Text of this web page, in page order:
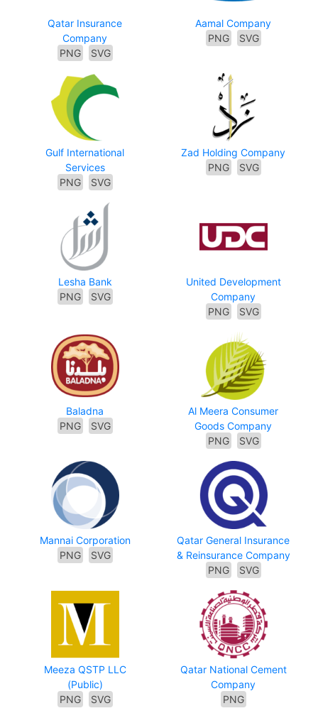
Qatar Insurance
Company
PNG
SVG
Aamal Company
PNG
SVG
Gulf International
Services
PNG
SVG
Zad Holding Company
PNG
SVG
Lesha Bank
PNG
SVG
United Development
Company
PNG
SVG
Baladna
PNG
SVG
Al Meera Consumer
Goods Company
PNG
SVG
Mannai Corporation
PNG
SVG
Qatar General Insurance
& Reinsurance Company
PNG
SVG
Meeza QSTP LLC
(Public)
PNG
SVG
Qatar National Cement
Company
PNG